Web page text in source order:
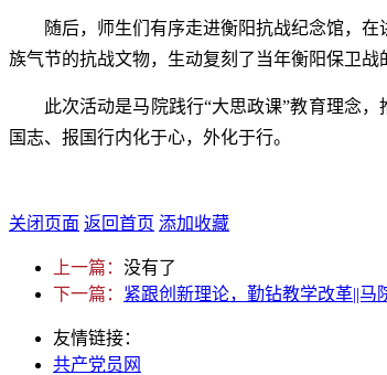
随后，师生们有序走进衡阳抗战纪念馆，
族气节的抗战文物，生动复刻了当年衡阳保卫
此次活动是马院践行“大思政课”教育理念
国志、报国行内化于心，外化于行。
关闭页面 返回首页 添加收藏
上一篇： 没有了
下一篇： 紧跟创新理论，勤钻教学改革||
友情链接：
共产党员网